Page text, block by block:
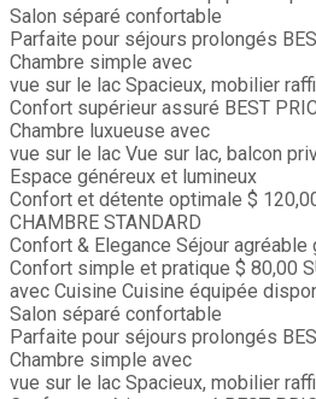
Salon séparé confortable
Parfaite pour séjours prolongés
Chambre simple avec
vue sur le lac Spacieux, mobilier
Confort supérieur assuré BEST
Chambre luxueuse avec
vue sur le lac Vue sur lac, balcon
Espace généreux et lumineux
Confort et détente optimale $
CHAMBRE STANDARD
Confort & Elegance Séjour agréable
Confort simple et pratique $ 80,00
avec Cuisine Cuisine équipée
Salon séparé confortable
Parfaite pour séjours prolongés
Chambre simple avec
vue sur le lac Spacieux, mobilier